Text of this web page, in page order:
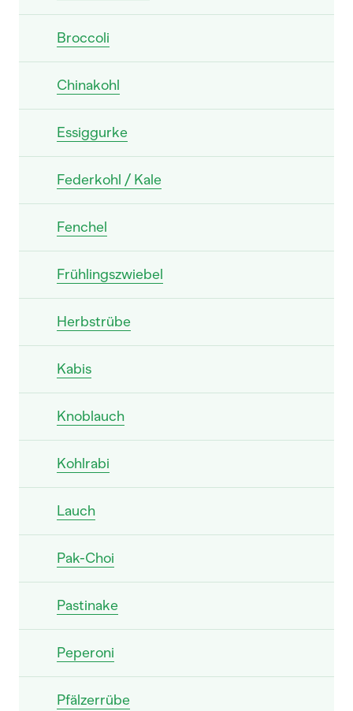
Broccoli
Chinakohl
Essiggurke
Federkohl / Kale
Fenchel
Frühlingszwiebel
Herbstrübe
Kabis
Knoblauch
Kohlrabi
Lauch
Pak-Choi
Pastinake
Peperoni
Pfälzerrübe